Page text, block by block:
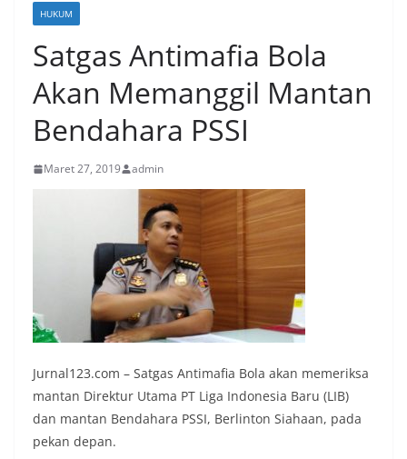
HUKUM
Satgas Antimafia Bola
Akan Memanggil Mantan
Bendahara PSSI
Maret 27, 2019 admin
Jurnal123.com – Satgas Antimafia Bola akan memeriksa
mantan Direktur Utama PT Liga Indonesia Baru (LIB)
dan mantan Bendahara PSSI, Berlinton Siahaan, pada
pekan depan.